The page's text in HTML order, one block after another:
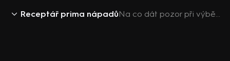
Receptář prima nápadů Na co dát pozor při výběru myčky